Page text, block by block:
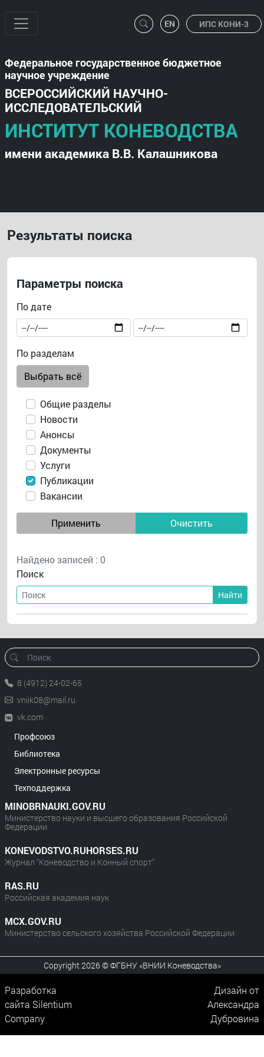
ИПС КОНИ-3
Федеральное государственное бюджетное
научное учреждение
ВСЕРОССИЙСКИЙ НАУЧНО-
ИССЛЕДОВАТЕЛЬСКИЙ
ИНСТИТУТ КОНЕВОДСТВА
имени академика В.В. Калашникова
Результаты поиска
Найдено записей : 0
Поиск
Найти
Параметры поиска
По дате
По разделам
Выбрать всё
Общие разделы
Новости
Анонсы
Документы
Услуги
Публикации
Вакансии
Применить Очистить
8 (4912) 24-02-65
vniik08@mail.ru
vk.com
Профсоюз
Библиотека
Электронные ресурсы
Техподдержка
MINOBRNAUKI.GOV.RU
Министерство науки и высшего образования Российской
Федерации
KONEVODSTVO.RUHORSES.RU
Журнал "Коневодство и Конный спорт"
RAS.RU
Российская академия наук
MCX.GOV.RU
Министерство сельского хозяйства Российской Федерации
Copyright 2026 © ФГБНУ «ВНИИ Коневодства»
Разработка
сайта Silentium
Company
Дизайн от
Александра
Дубровина